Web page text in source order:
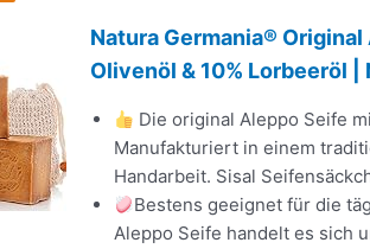
Natura Germania®
Olivenöl & 10% Lorbeeröl |
Die original Aleppo Seife
Manufakturiert in einem
Handarbeit. Sisal
Bestens geeignet für die
Aleppo Seife handelt es sich